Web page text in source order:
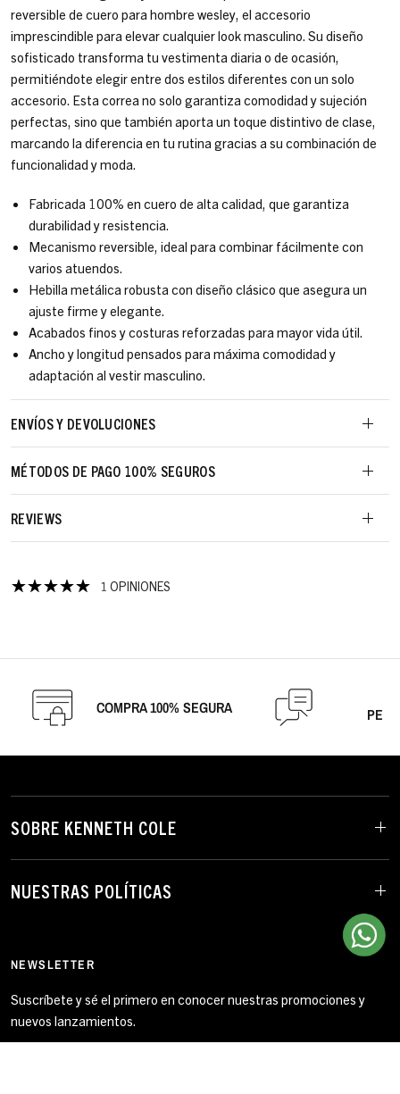
reversible de cuero para hombre wesley, el accesorio
imprescindible para elevar cualquier look masculino. Su diseño
sofisticado transforma tu vestimenta diaria o de ocasión,
permitiéndote elegir entre dos estilos diferentes con un solo
accesorio. Esta correa no solo garantiza comodidad y sujeción
perfectas, sino que también aporta un toque distintivo de clase,
marcando la diferencia en tu rutina gracias a su combinación de
funcionalidad y moda.
Fabricada 100% en cuero de alta calidad, que garantiza
durabilidad y resistencia.
Mecanismo reversible, ideal para combinar fácilmente con
varios atuendos.
Hebilla metálica robusta con diseño clásico que asegura un
ajuste firme y elegante.
Acabados finos y costuras reforzadas para mayor vida útil.
Ancho y longitud pensados para máxima comodidad y
adaptación al vestir masculino.
ENVÍOS Y DEVOLUCIONES
MÉTODOS DE PAGO 100% SEGUROS
REVIEWS
1 OPINIONES
COMPRA 100% SEGURA
SOBRE KENNETH COLE
NUESTRAS POLÍTICAS
NEWSLETTER
Suscríbete y sé el primero en conocer nuestras promociones y
nuevos lanzamientos.